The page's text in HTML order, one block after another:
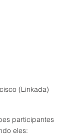
(Linkada)
participantes
eles: